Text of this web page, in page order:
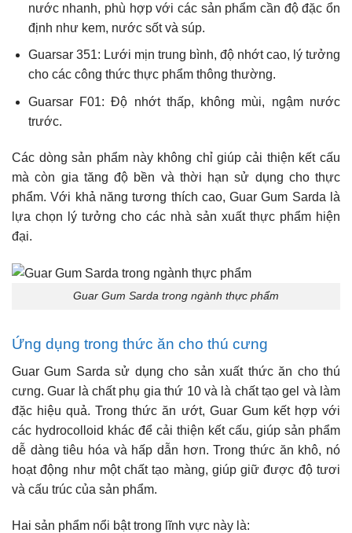
nước nhanh, phù hợp với các sản phẩm cần độ đặc ổn
định như kem, nước sốt và súp.
Guarsar 351: Lưới mịn trung bình, độ nhớt cao, lý tưởng
cho các công thức thực phẩm thông thường.
Guarsar F01: Độ nhớt thấp, không mùi, ngậm nước
trước.
Các dòng sản phẩm này không chỉ giúp cải thiện kết cấu
mà còn gia tăng độ bền và thời hạn sử dụng cho thực
phẩm. Với khả năng tương thích cao, Guar Gum Sarda là
lựa chọn lý tưởng cho các nhà sản xuất thực phẩm hiện
đại.
Guar Gum Sarda trong ngành thực phẩm
Ứng dụng trong thức ăn cho thú cưng
Guar Gum Sarda sử dụng cho sản xuất thức ăn cho thú
cưng. Guar là chất phụ gia thứ 10 và là chất tạo gel và làm
đặc hiệu quả. Trong thức ăn ướt, Guar Gum kết hợp với
các hydrocolloid khác để cải thiện kết cấu, giúp sản phẩm
dễ dàng tiêu hóa và hấp dẫn hơn. Trong thức ăn khô, nó
hoạt động như một chất tạo màng, giúp giữ được độ tươi
và cấu trúc của sản phẩm.
Hai sản phẩm nổi bật trong lĩnh vực này là: